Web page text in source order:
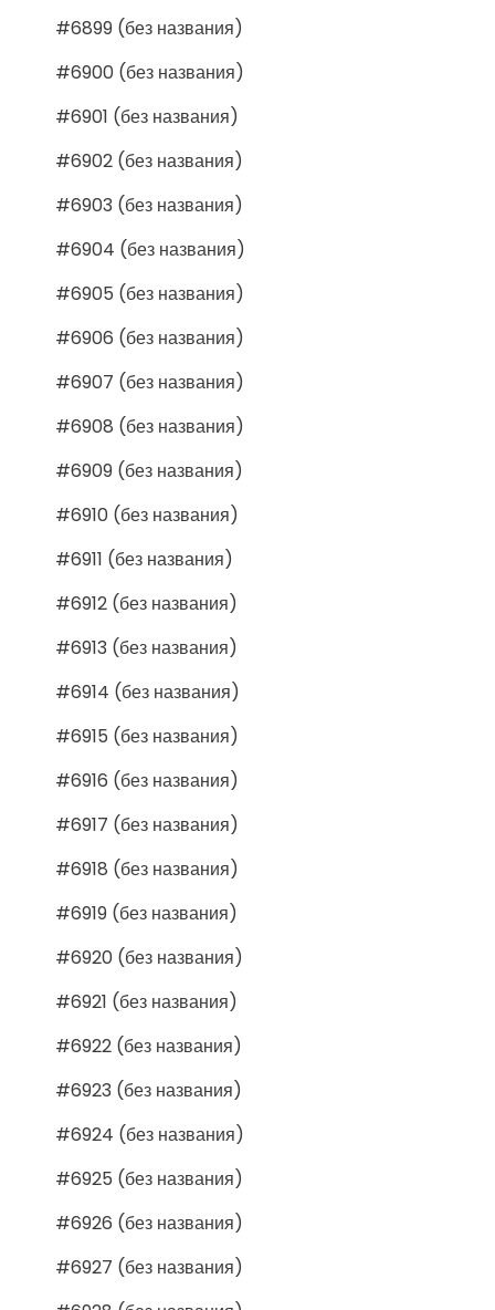
#6899 (без названия)
#6900 (без названия)
#6901 (без названия)
#6902 (без названия)
#6903 (без названия)
#6904 (без названия)
#6905 (без названия)
#6906 (без названия)
#6907 (без названия)
#6908 (без названия)
#6909 (без названия)
#6910 (без названия)
#6911 (без названия)
#6912 (без названия)
#6913 (без названия)
#6914 (без названия)
#6915 (без названия)
#6916 (без названия)
#6917 (без названия)
#6918 (без названия)
#6919 (без названия)
#6920 (без названия)
#6921 (без названия)
#6922 (без названия)
#6923 (без названия)
#6924 (без названия)
#6925 (без названия)
#6926 (без названия)
#6927 (без названия)